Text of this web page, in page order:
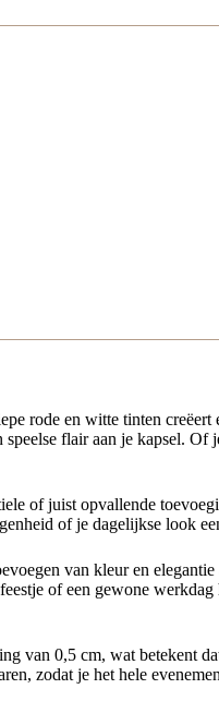
rode en witte tinten creëert
flair aan je kapsel. Of
of juist opvallende
of je dagelijkse look
van kleur en
of een gewone werkdag
van 0,5 cm, wat betekent
zodat je het hele